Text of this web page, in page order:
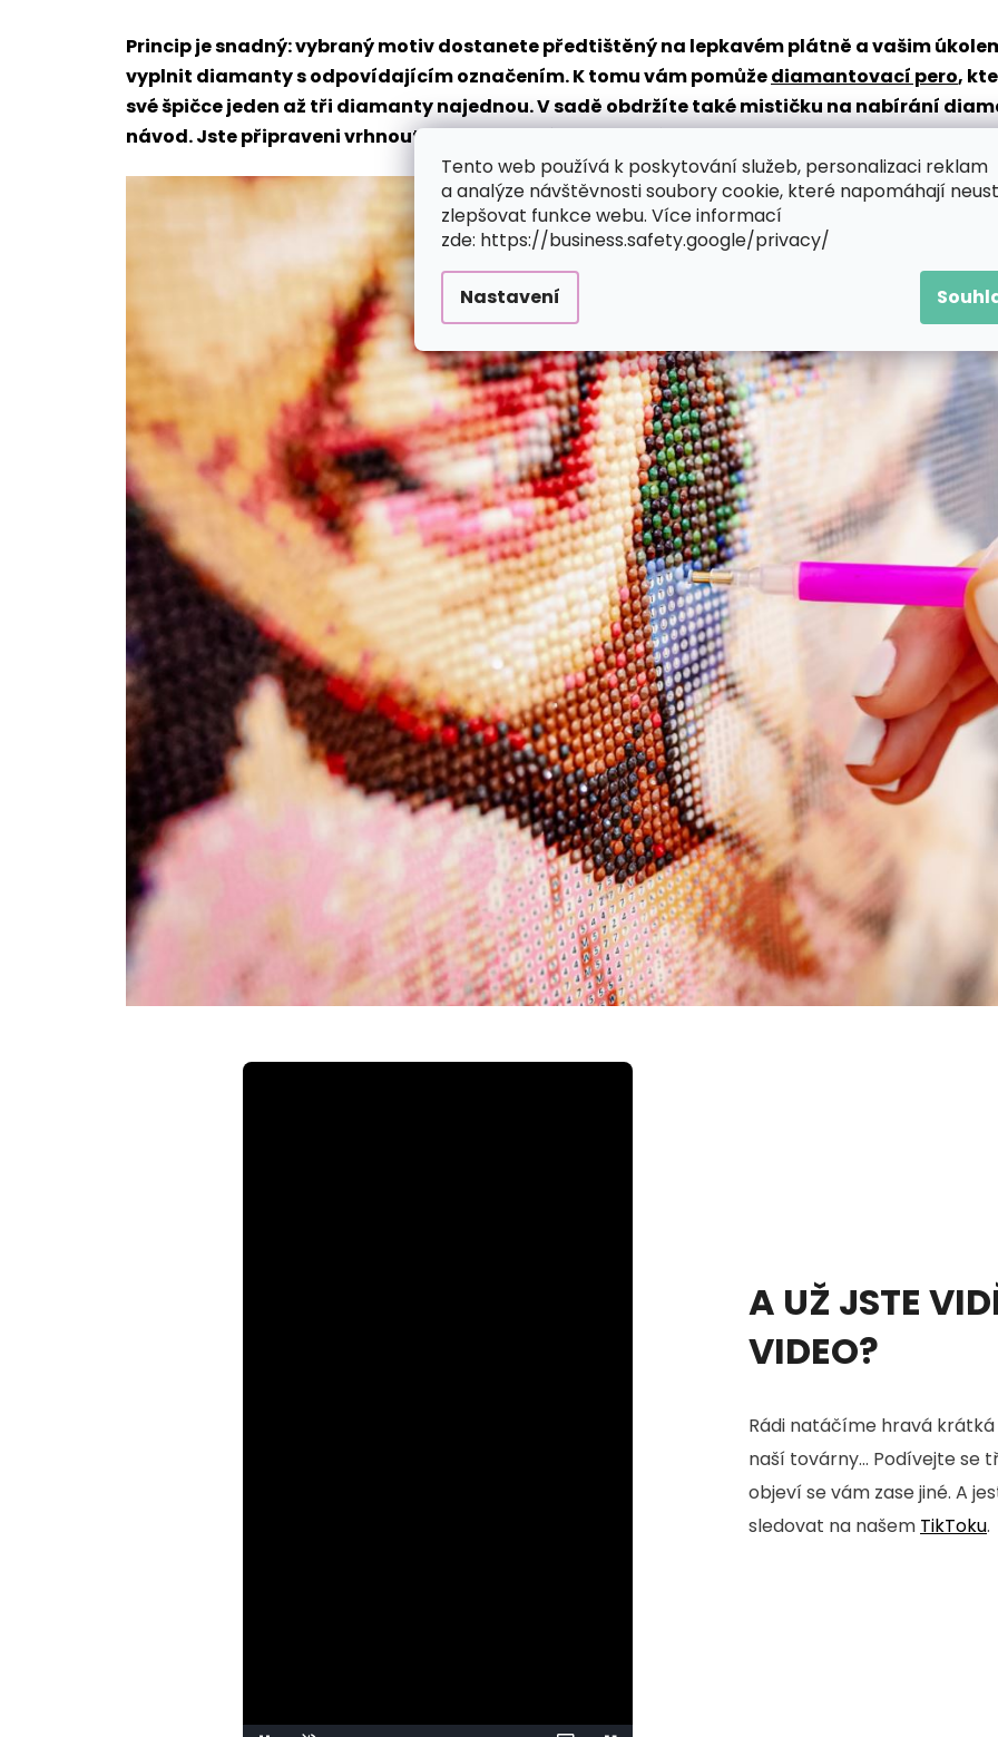
Tento web používá k poskytování služeb, personalizaci reklam
a analýze návštěvnosti soubory cookie, které napomáhají
zlepšovat funkce webu. Více informací
zde: https://business.safety.google/privacy/
Nastavení
Princip je snadný: vybraný motiv dostanete předtištěný na lepkavém plátně a vašim
vyplnit diamanty s odpovídajícím označením. K tomu vám pomůžediamantovací pero,
své špičce jeden až tři diamanty najednou. V sadě obdržíte také mističku na nabírání
návod. Jste připraveni vrhnout se do třpytivého světa zábavy?
A UŽ JSTE
VIDEO?
Rádi natáčíme hravá krátká
naší továrny... Podívejte se
objeví se vám zase jiné. A
sledovat na našem TikToku.